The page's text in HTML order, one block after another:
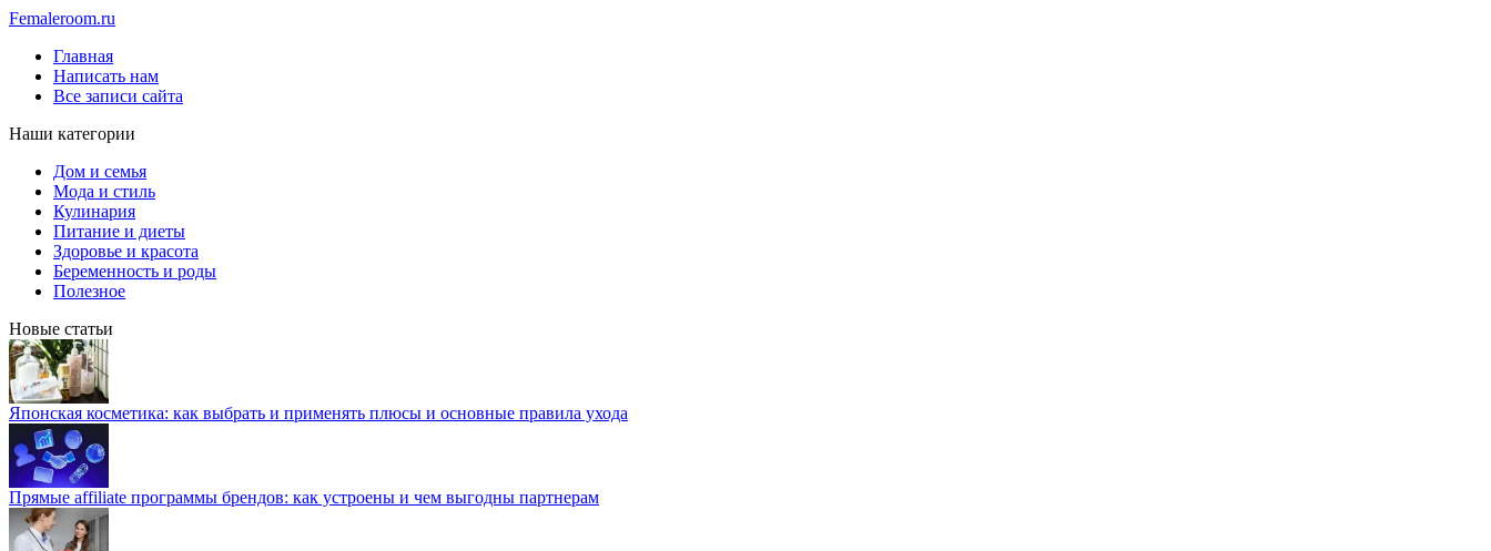
Femaleroom.ru
Главная
Написать нам
Все записи сайта
Наши категории
Дом и семья
Мода и стиль
Кулинария
Питание и диеты
Здоровье и красота
Беременность и роды
Полезное
Новые статьи
Японская косметика: как выбрать и применять плюсы и основные правила ухода
Прямые affiliate программы брендов: как устроены и чем выгодны партнерам